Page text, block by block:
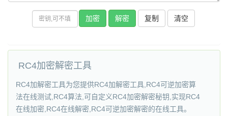
复制
RC4加密解密工具
RC4加解密工具为您提供RC4加解密工具,RC4可逆加密算
法在线测试,RC4算法,可自定义RC4加密解密秘钥,实现RC4
在线加密,RC4在线解密,RC4可逆加密解密的在线工具。